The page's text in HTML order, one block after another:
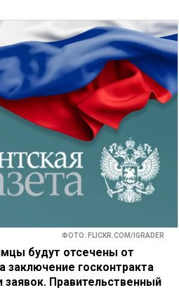
ФОТО: FLICKR.COM/IGRADER
будут отсечены от
заключение госконтракта
Правительственный